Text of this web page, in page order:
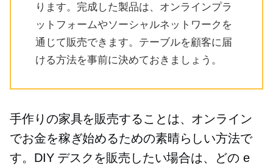
ります。完成した製品は、オンラインプラ
ットフォームやソーシャルネットワークを
通じて販売できます。テーブルを顧客に届
ける方法を事前に決めておきましょう。
手作りの家具を販売することは、オンライン
でお金を稼ぎ始めるための素晴らしい方法で
す。DIY デスクを販売したい場合は、どの e